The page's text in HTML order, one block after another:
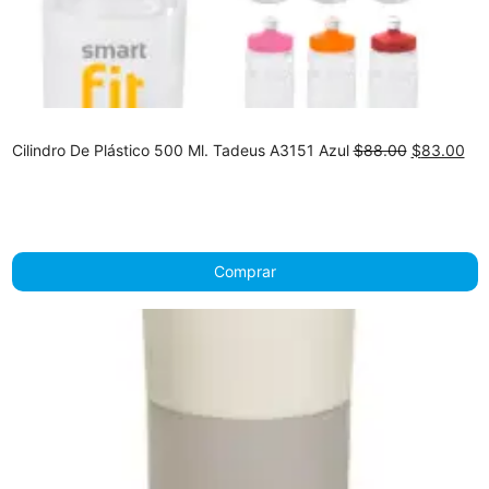
Cilindro De Plástico 500 Ml. Tadeus A3151 Azul$88.00 Original
$83.00
Comprar